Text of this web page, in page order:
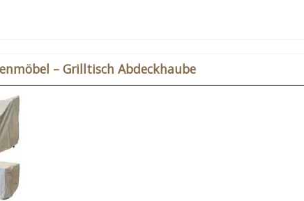
– Grilltisch Abdeckhaube